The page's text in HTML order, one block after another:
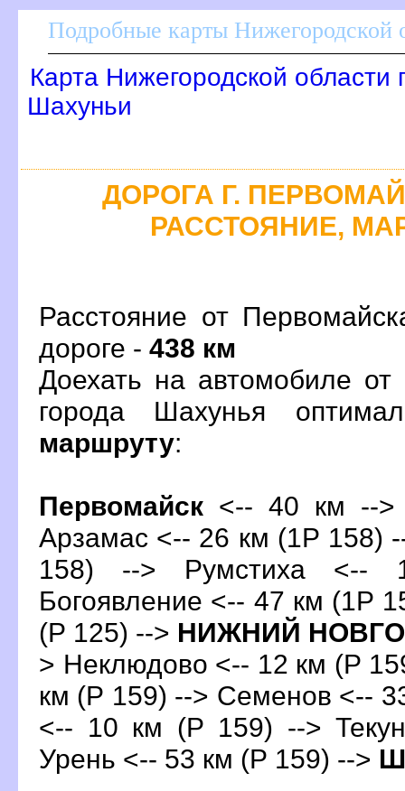
Подробные карты Нижегородской
Карта Нижегородской области
Шахуньи
ДОРОГА Г.
РАССТОЯНИЕ,
Расстояние от
дороге - 438 км
Доехать на автомобиле
орода Шахунья
маршруту:
Первомайск <-- 40 км -->
Арзамас <-- 26 км (1Р 158)
158) --> Румстиха
Богоявление <-- 47 км (1Р
(Р 125) --> НИЖНИЙ
> Неклюдово <-- 12 км (Р
км (Р 159) --> Семенов <--
<-- 10 км (Р 159) -->
Урень <-- 53 км (Р 159) -->